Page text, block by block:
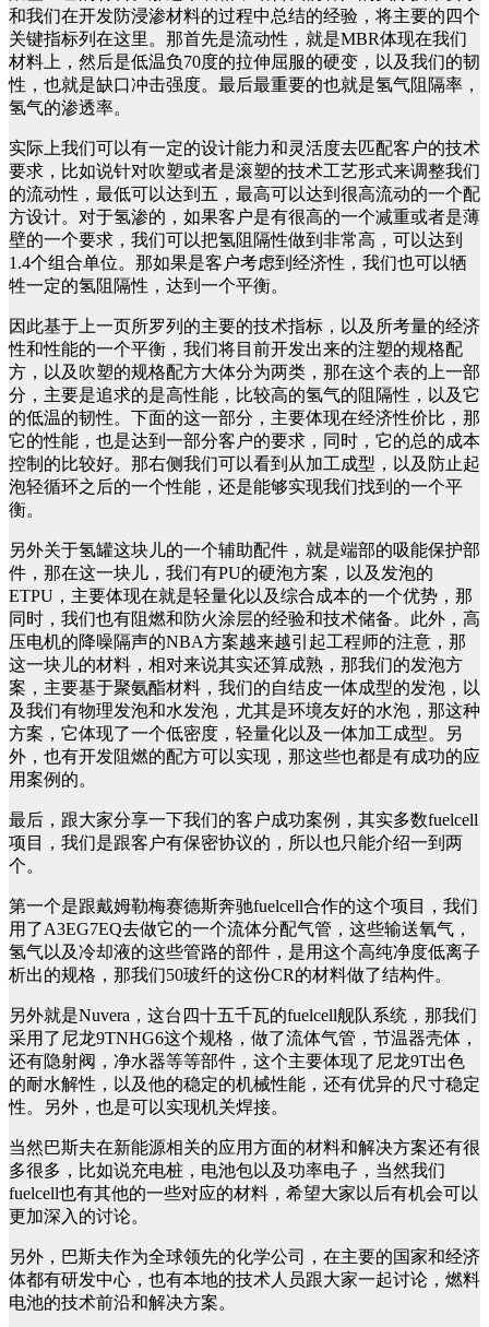
和我们在开发防浸渗材料的过程中总结的经验，将主要的四个
关键指标列在这里。那首先是流动性，就是MBR体现在我们
材料上，然后是低温负70度的拉伸屈服的硬变，以及我们的韧
性，也就是缺口冲击强度。最后最重要的也就是氢气阻隔率，
氢气的渗透率。
实际上我们可以有一定的设计能力和灵活度去匹配客户的技术
要求，比如说针对吹塑或者是滚塑的技术工艺形式来调整我们
的流动性，最低可以达到五，最高可以达到很高流动的一个配
方设计。对于氢渗的，如果客户是有很高的一个减重或者是薄
壁的一个要求，我们可以把氢阻隔性做到非常高，可以达到
1.4个组合单位。那如果是客户考虑到经济性，我们也可以牺
牲一定的氢阻隔性，达到一个平衡。
因此基于上一页所罗列的主要的技术指标，以及所考量的经济
性和性能的一个平衡，我们将目前开发出来的注塑的规格配
方，以及吹塑的规格配方大体分为两类，那在这个表的上一部
分，主要是追求的是高性能，比较高的氢气的阻隔性，以及它
的低温的韧性。下面的这一部分，主要体现在经济性价比，那
它的性能，也是达到一部分客户的要求，同时，它的总的成本
控制的比较好。那右侧我们可以看到从加工成型，以及防止起
泡轻循环之后的一个性能，还是能够实现我们找到的一个平
衡。
另外关于氢罐这块儿的一个辅助配件，就是端部的吸能保护部
件，那在这一块儿，我们有PU的硬泡方案，以及发泡的
ETPU，主要体现在就是轻量化以及综合成本的一个优势，那
同时，我们也有阻燃和防火涂层的经验和技术储备。此外，高
压电机的降噪隔声的NBA方案越来越引起工程师的注意，那
这一块儿的材料，相对来说其实还算成熟，那我们的发泡方
案，主要基于聚氨酯材料，我们的自结皮一体成型的发泡，以
及我们有物理发泡和水发泡，尤其是环境友好的水泡，那这种
方案，它体现了一个低密度，轻量化以及一体加工成型。另
外，也有开发阻燃的配方可以实现，那这些也都是有成功的应
用案例的。
最后，跟大家分享一下我们的客户成功案例，其实多数fuelcell
项目，我们是跟客户有保密协议的，所以也只能介绍一到两
个。
第一个是跟戴姆勒梅赛德斯奔驰fuelcell合作的这个项目，我们
用了A3EG7EQ去做它的一个流体分配气管，这些输送氧气，
氢气以及冷却液的这些管路的部件，是用这个高纯净度低离子
析出的规格，那我们50玻纤的这份CR的材料做了结构件。
另外就是Nuvera，这台四十五千瓦的fuelcell舰队系统，那我们
采用了尼龙9TNHG6这个规格，做了流体气管，节温器壳体，
还有隐射阀，净水器等等部件，这个主要体现了尼龙9T出色
的耐水解性，以及他的稳定的机械性能，还有优异的尺寸稳定
性。另外，也是可以实现机关焊接。
当然巴斯夫在新能源相关的应用方面的材料和解决方案还有很
多很多，比如说充电桩，电池包以及功率电子，当然我们
fuelcell也有其他的一些对应的材料，希望大家以后有机会可以
更加深入的讨论。
另外，巴斯夫作为全球领先的化学公司，在主要的国家和经济
体都有研发中心，也有本地的技术人员跟大家一起讨论，燃料
电池的技术前沿和解决方案。